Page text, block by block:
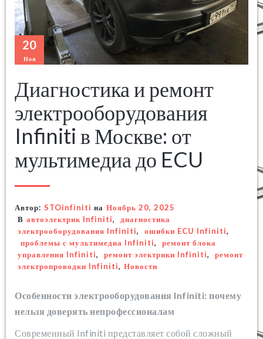
20
Ноя
Диагностика и ремонт
электрооборудования
Infiniti в Москве: от
мультимедиа до ECU
Автор: STOinfiniti на Ноябрь 20, 2025
В автоэлектрик Infiniti,
диагностика
электрооборудования Infiniti, ошибки ECU Infiniti,
проблемы с мультимедиа Infiniti,
ремонт блока
управления Infiniti, ремонт электрики Infiniti,
ремонт
электропроводки Infiniti, Новости
Особенности электрооборудования Infiniti: почему
нельзя доверять непрофессионалам
Современный Infiniti представляет собой сложный